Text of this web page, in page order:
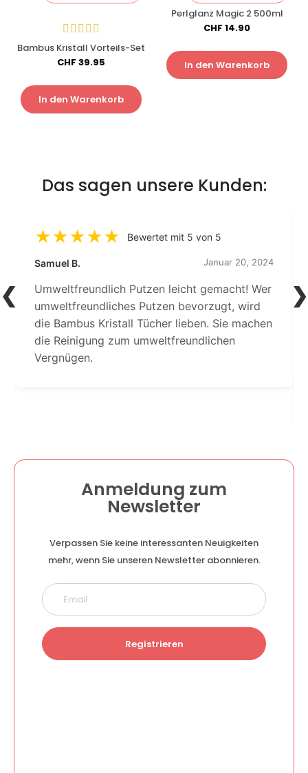
Bambus Kristall Vorteils-Set
CHF 39.95
In den Warenkorb
Perlglanz Magic 2 500ml
CHF 14.90
In den Warenkorb
Das sagen unsere Kunden:
Bewertet mit 5 von 5
Samuel B. Januar 20, 2024
Umweltfreundlich Putzen leicht gemacht! Wer
umweltfreundliches Putzen bevorzugt, wird
die Bambus Kristall Tücher lieben. Sie machen
die Reinigung zum umweltfreundlichen
Vergnügen.
Anmeldung zum
Newsletter
Verpassen Sie keine interessanten Neuigkeiten
mehr, wenn Sie unseren Newsletter abonnieren.
Registrieren